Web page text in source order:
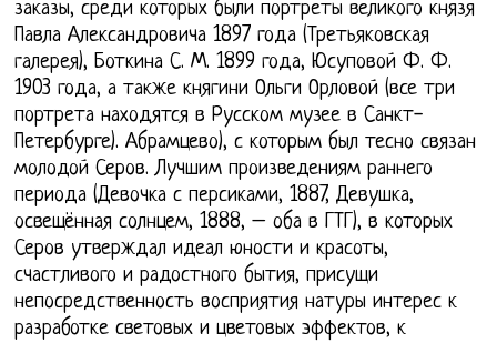
заказы, среди которых были портреты великого князя
Павла Александровича 1897 года (Третьяковская
галерея), Боткина С. М. 1899 года, Юсуповой Ф. Ф.
1903 года, а также княгини Ольги Орловой (все три
портрета находятся в Русском музее в Санкт-
Петербурге). Абрамцево), с которым был тесно связан
молодой Серов. Лучшим произведениям раннего
периода (Девочка с персиками, 1887, Девушка,
освещённая солнцем, 1888, – оба в ГТГ), в которых
Серов утверждал идеал юности и красоты,
счастливого и радостного бытия, присущи
непосредственность восприятия натуры интерес к
разработке световых и цветовых эффектов, к